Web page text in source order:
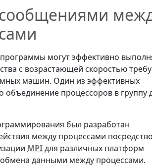
сообщениями
могут эффективно
с возрастающей скоростью
машин. Один из эффективных
процессоров в группу
был разработан
между процессами
MPIдля различных платформ
данными между процессами.